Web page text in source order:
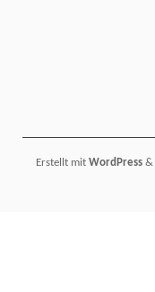
Erstellt mit WordPress &